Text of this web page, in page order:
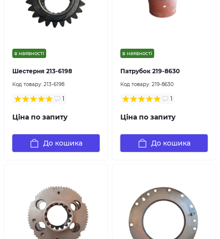
в наявності
Шестерня 213-6198
Код товару: 213-6198
1
Ціна по запиту
До кошика
в наявності
Патрубок 219-8630
Код товару: 219-8630
1
Ціна по запиту
До кошика